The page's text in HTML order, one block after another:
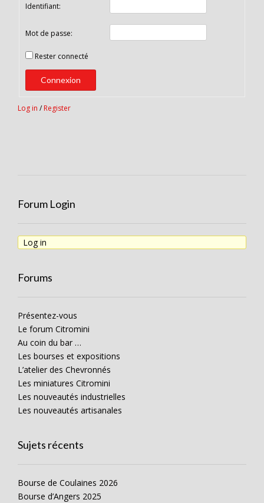
Identifiant:
Mot de passe:
Rester connecté
Connexion
Log in / Register
Forum Login
Log in
Forums
Présentez-vous
Le forum Citromini
Au coin du bar …
Les bourses et expositions
L’atelier des Chevronnés
Les miniatures Citromini
Les nouveautés industrielles
Les nouveautés artisanales
Sujets récents
Bourse de Coulaines 2026
Bourse d’Angers 2025